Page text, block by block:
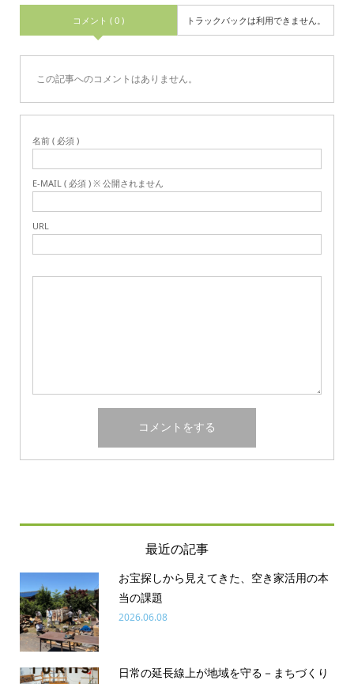
コメント ( 0 ) トラックバックは利用できません。
この記事へのコメントはありません。
名前 ( 必須 )
E-MAIL ( 必須 ) ※ 公開されません
URL
最近の記事
お宝探しから見えてきた、空き家活用の本
当の課題
2026.06.08
日常の延長線上が地域を守る－まちづくり